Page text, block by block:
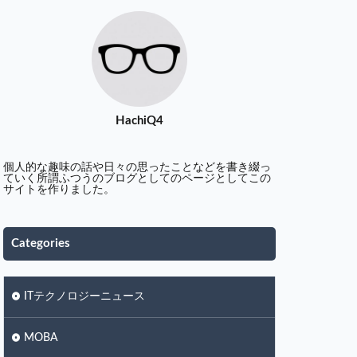
HachiQ4
個人的な趣味の話や日々の思ったことなどを書き綴っ
ていく所謂ふつうのブログとしてのページとしてこの
サイトを作りました。
Categories
ITテクノロジーニュース
MOBA